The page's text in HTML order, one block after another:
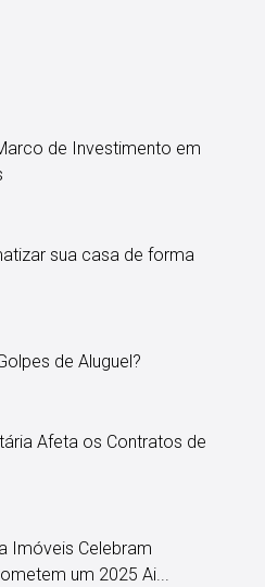
de Investimento em
sua casa de forma
de Aluguel?
Afeta os Contratos de
Imóveis Celebram
um 2025 Ai...